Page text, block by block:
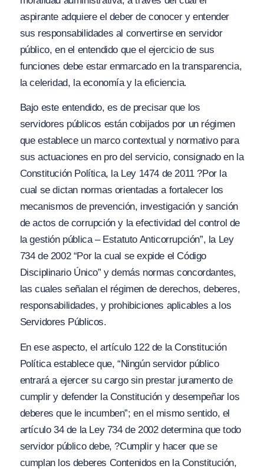
aspirante adquiere el deber de conocer y entender
sus responsabilidades al convertirse en servidor
público, en el entendido que el ejercicio de sus
funciones debe estar enmarcado en la transparencia,
la celeridad, la economía y la eficiencia.
Bajo este entendido, es de precisar que los
servidores públicos están cobijados por un régimen
que establece un marco contextual y normativo para
sus actuaciones en pro del servicio, consignado en la
Constitución Política, la Ley 1474 de 2011 ?Por la
cual se dictan normas orientadas a fortalecer los
mecanismos de prevención, investigación y sanción
de actos de corrupción y la efectividad del control de
la gestión pública – Estatuto Anticorrupción”, la Ley
734 de 2002 “Por la cual se expide el Código
Disciplinario Único”y demás normas concordantes,
las cuales señalan el régimen de derechos, deberes,
responsabilidades, y prohibiciones aplicables a los
Servidores Públicos.
En ese aspecto, el artículo 122 de la Constitución
Política establece que, “Ningún servidor público
entrará a ejercer su cargo sin prestar juramento de
cumplir y defender la Constitución y desempeñar los
deberes que le incumben”;en el mismo sentido, el
artículo 34 de la Ley 734 de 2002 determina que todo
servidor público debe, ?Cumplir y hacer que se
cumplan los deberes Contenidos en la Constitución,